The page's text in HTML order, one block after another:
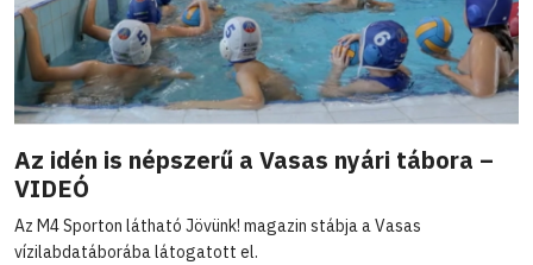
Az idén is népszerű a Vasas nyári tábora –
VIDEÓ
Az M4 Sporton látható Jövünk! magazin stábja a Vasas
vízilabdatáborába látogatott el.